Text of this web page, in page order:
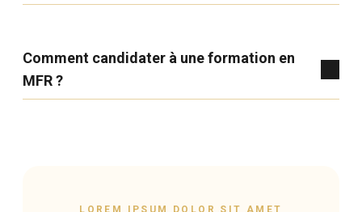
Comment candidater à une formation en
MFR ?
LOREM IPSUM DOLOR SIT AMET